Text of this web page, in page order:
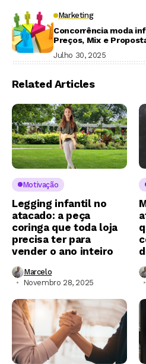
Marketing
Concorrência moda
Preços, Mix e
Julho 30, 2025
Related Articles
Motivação
Legging infantil no
atacado: a peça
coringa que toda loja
precisa ter para
vender o ano inteiro
Marcelo
Novembro 28, 2025